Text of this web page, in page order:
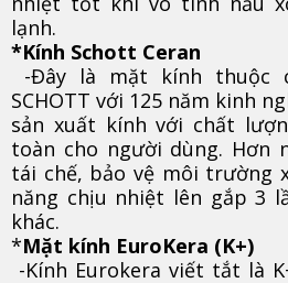
lạnh.
*Kính Schott Ceran
-Đây là mặt kính thuộc
SCHOTT với 125 năm kinh
sản xuất kính với chất
toàn cho người dùng. Hơn
tái chế, bảo vệ môi trường
năng chịu nhiệt lên gắp 3
khác.
*Mặt kính EuroKera (K+)
-Kính Eurokera viết tắt là